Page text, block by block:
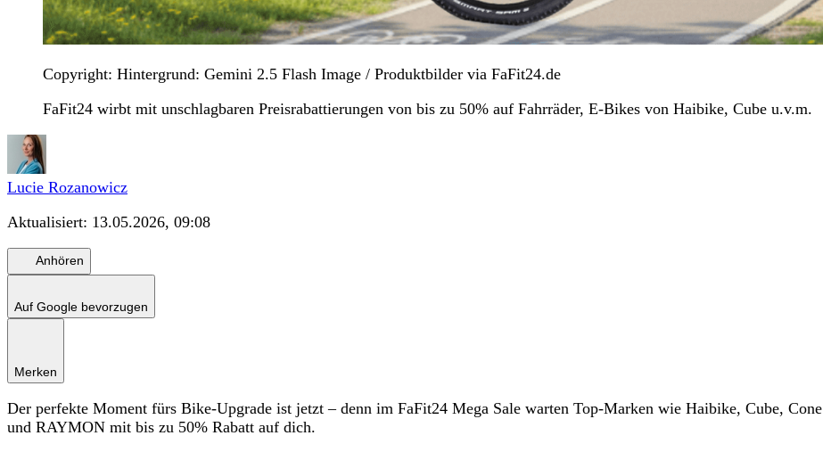
Copyright: Hintergrund: Gemini 2.5 Flash Image / Produktbilder via FaFit24.de
FaFit24 wirbt mit unschlagbaren Preisrabattierungen von bis zu 50% auf Fahrräder, E-Bikes von Haibike, Cube u.v.m.
Lucie Rozanowicz
Aktualisiert: 13.05.2026, 09:08
Anhören
Auf Google bevorzugen
Merken
Der perfekte Moment fürs Bike-Upgrade ist jetzt – denn im FaFit24 Mega Sale warten Top-Marken wie Haibike, Cube, Cone
und RAYMON mit bis zu 50% Rabatt auf dich.